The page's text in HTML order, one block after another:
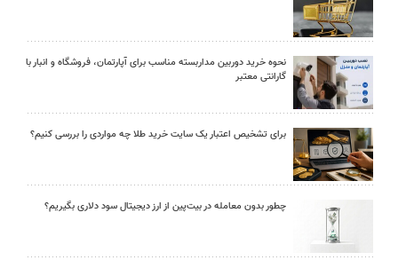
نحوه خرید دوربین مداربسته مناسب برای آپارتمان، فروشگاه و انبار با
گارانتی معتبر
برای تشخیص اعتبار یک سایت خرید طلا چه مواردی را بررسی کنیم؟
چطور بدون معامله در بیت‌پین از ارز دیجیتال سود دلاری بگیریم؟